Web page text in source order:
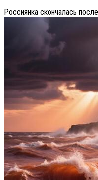
Россиянка скончалась